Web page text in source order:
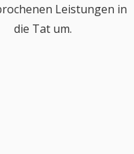
Leistungen in
die Tat um.